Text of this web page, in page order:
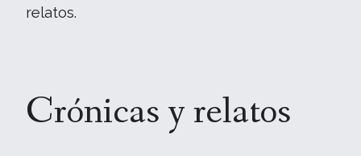
relatos.
Crónicas y relatos